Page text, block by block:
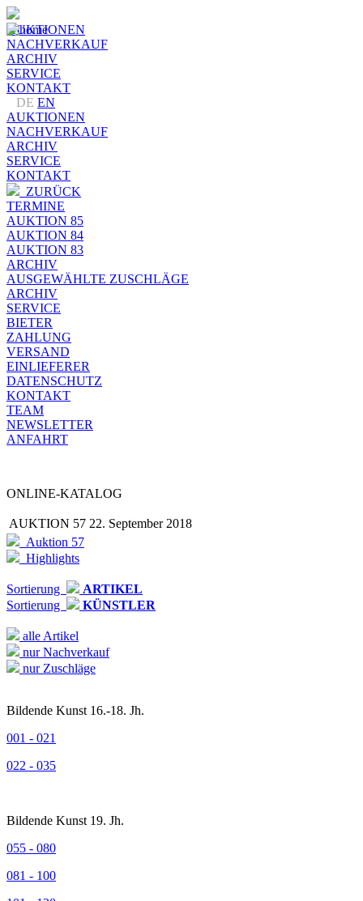
AUKTIONEN
NACHVERKAUF
ARCHIV
SERVICE
KONTAKT
DE EN
AUKTIONEN
NACHVERKAUF
ARCHIV
SERVICE
KONTAKT
ZURÜCK
TERMINE
AUKTION 85
AUKTION 84
AUKTION 83
ARCHIV
AUSGEWÄHLTE ZUSCHLÄGE
ARCHIV
SERVICE
BIETER
ZAHLUNG
VERSAND
EINLIEFERER
DATENSCHUTZ
KONTAKT
TEAM
NEWSLETTER
ANFAHRT
ONLINE-KATALOG
AUKTION 57 22. September 2018
Auktion 57
Highlights
Sortierung
ARTIKEL
Sortierung
KÜNSTLER
alle Artikel
nur Nachverkauf
nur Zuschläge
Bildende Kunst 16.-18. Jh.
001 - 021
022 - 035
Bildende Kunst 19. Jh.
055 - 080
081 - 100